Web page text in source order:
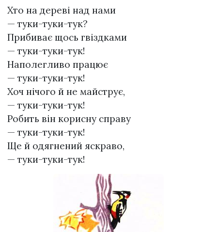
Хто на дереві над нами
— туки-туки-тук?
Прибиває щось гвіздками
— туки-туки-тук!
Наполегливо працює
— туки-туки-тук!
Хоч нічого й не майструє,
— туки-туки-тук!
Робить він корисну справу
— туки-туки-тук!
Ще й одягнений яскраво,
— туки-туки-тук!